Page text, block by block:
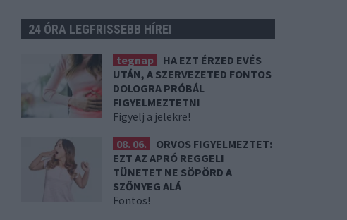
24 ÓRA LEGFRISSEBB HÍREI
tegnap
HA EZT ÉRZED EVÉS
UTÁN, A SZERVEZETED FONTOS
DOLOGRA PRÓBÁL
FIGYELMEZTETNI
Figyelj a jelekre!
08. 06.
ORVOS FIGYELMEZTET:
EZT AZ APRÓ REGGELI
TÜNETET NE SÖPÖRD A
SZŐNYEG ALÁ
Fontos!